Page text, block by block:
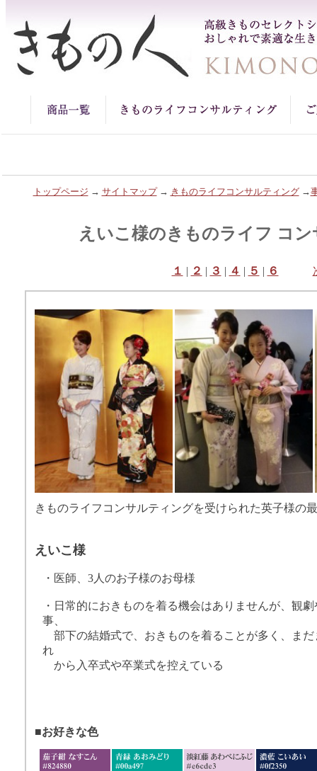
トップページ → サイトマップ→ きものライフコンサルティング→
えいこ様のきものライフ コ
１ | ２ | ３ | ４ | ５ | ６
きものライフコンサルティングを受けられた英子様の
えいこ様
・医師、3人のお子様のお母様
・日常的におきものを着る機会はありませんが、観劇
事、
部下の結婚式で、おきものを着ることが多く、まだ
れ
から入卒式や卒業式を控えている
■お好きな色